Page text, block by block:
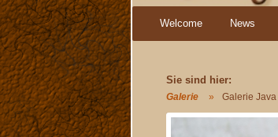
NavigationWelcome News
Galerie Galerie Java